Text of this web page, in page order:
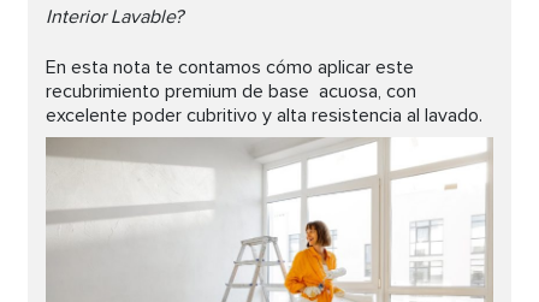
Interior Lavable?
En esta nota te contamos cómo aplicar este
recubrimiento premium de base acuosa, con
excelente poder cubritivo y alta resistencia al lavado.